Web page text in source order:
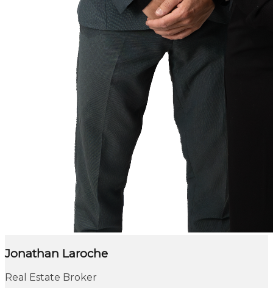
Jonathan Laroche
Real Estate Broker